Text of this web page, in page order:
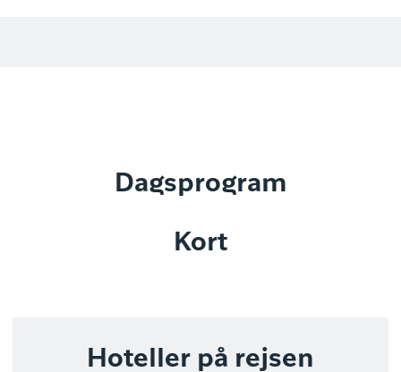
Dagsprogram
Kort
Hoteller på rejsen